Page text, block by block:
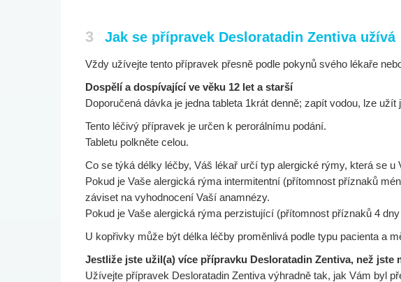
3 Jak se přípravek Desloratadin Zentiva užívá
Vždy užívejte tento přípravek přesně podle pokynů svého lékaře
Dospělí a dospívající ve věku 12 let a starší
Doporučená dávka je jedna tableta 1krát denně; zapít vodou, lze
Tento léčivý přípravek je určen k perorálnímu podání.
Tabletu polkněte celou.
Co se týká délky léčby, Váš lékař určí typ alergické rýmy, která se
Pokud je Vaše alergická rýma intermitentní (přítomnost příznaků
záviset na vyhodnocení Vaší anamnézy.
Pokud je Vaše alergická rýma perzistující (přítomnost příznaků 4
U kopřivky může být délka léčby proměnlivá podle typu pacienta a
Jestliže jste užil(a) více přípravku Desloratadin Zentiva, než jste
Užívejte přípravek Desloratadin Zentiva výhradně tak, jak Vám byl